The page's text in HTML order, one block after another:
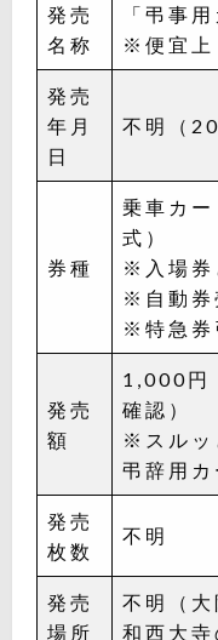
発売
名称
「弔事
※便宜上
発売
年月
日
不明（
券種
乗車カ
式）
※入場券
※自動券
※特急券
発売
額
1,000円
確認）
※スルッ
弔辞用カ
発売
枚数
不明
発売
場所
不明（
和西大寺